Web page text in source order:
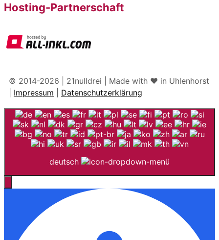
Hosting-Partnerschaft
© 2014-2026 | 21nulldrei | Made with ♥️ in Uhlenhorst
Impressum Datenschutzerklärung
deutsch